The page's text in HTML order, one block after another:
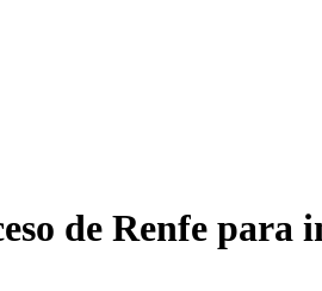
de Renfe para